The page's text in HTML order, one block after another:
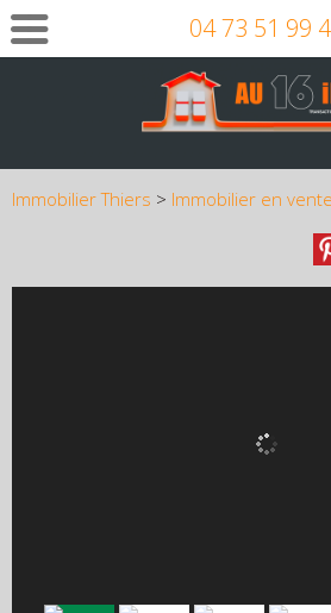
04 73 51 99
Immobilier Thiers > Immobilier en